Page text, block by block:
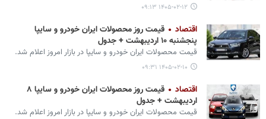
۱۴۰۵-۰۲-۱۲ ۰۹:۱۳
اقتصاد
قیمت روز محصولات ایران خودرو و سایپا
پنجشنبه ۱۰ اردیبهشت + جدول
قیمت محصولات ایران‌ خودرو و سایپا در بازار امروز اعلام شد.
۱۴۰۵-۰۲-۱۰ ۰۹:۳۱
اقتصاد
قیمت روز محصولات ایران خودرو و سایپا ۸
اردیبهشت + جدول
قیمت محصولات ایران‌ خودرو و سایپا در بازار امروز اعلام شد.